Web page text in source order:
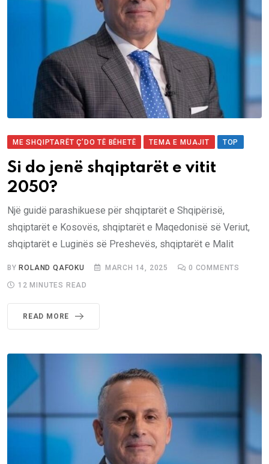
ME SHQIPTARËT Ç’DO TË BËHETË TEMA E MUAJIT TOP
Si do jenë shqiptarët e vitit
2050?
Një guidë parashikuese për shqiptarët e Shqipërisë,
shqiptarët e Kosovës, shqiptarët e Maqedonisë së Veriut,
shqiptarët e Luginës së Preshevës, shqiptarët e Malit
BY ROLAND QAFOKU MARCH 14, 2025 0 COMMENTS
12 MINUTES READ
READ MORE